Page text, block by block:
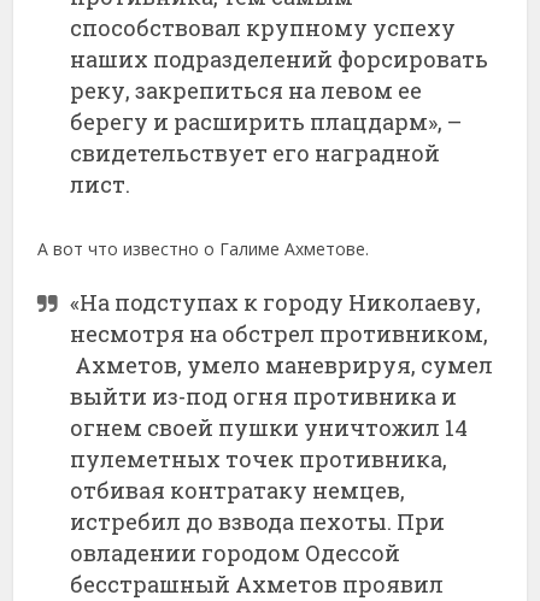
способствовал крупному успеху
наших подразделений форсировать
реку, закрепиться на левом ее
берегу и расширить плацдарм», –
свидетельствует его наградной
лист.
А вот что известно о Галиме Ахметове.
«На подступах к городу Николаеву,
несмотря на обстрел противником,
Ахметов, умело маневрируя, сумел
выйти из-под огня противника и
огнем своей пушки уничтожил 14
пулеметных точек противника,
отбивая контратаку немцев,
истребил до взвода пехоты. При
овладении городом Одессой
бесстрашный Ахметов проявил